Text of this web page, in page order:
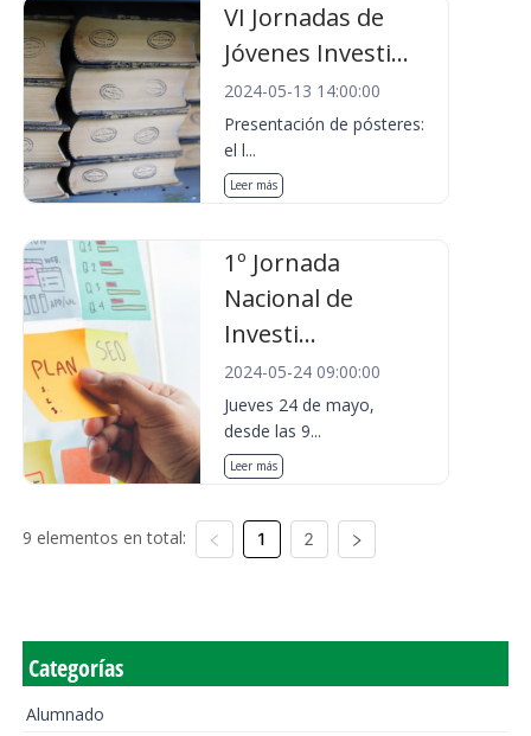
VI Jornadas de
Jóvenes Investi...
2024-05-13 14:00:00
Presentación de pósteres:
el l...
Leer más
1º Jornada
Nacional de
Investi...
2024-05-24 09:00:00
Jueves 24 de mayo,
desde las 9...
Leer más
9 elementos en total: 1 2
Categorías
Alumnado